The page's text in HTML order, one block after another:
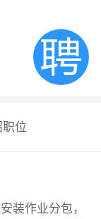
位
装作业分包，